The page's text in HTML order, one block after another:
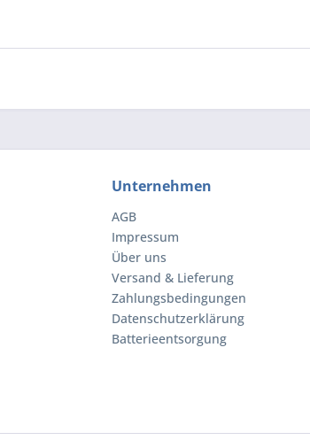
Unternehmen
AGB
Impressum
Über uns
Versand & Lieferung
Zahlungsbedingungen
Datenschutzerklärung
Batterieentsorgung